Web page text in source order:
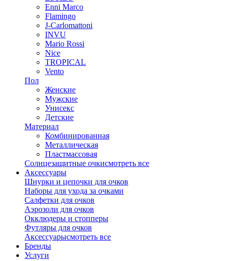
Enni Marco
Flamingo
J-Carlomattoni
INVU
Mario Rossi
Nice
TROPICAL
Vento
Пол
Женские
Мужские
Унисекс
Детские
Материал
Комбинированная
Металлическая
Пластмассовая
Солнцезащитные очкисмотреть все
Аксессуары
Шнурки и цепочки для очков
Наборы для ухода за очками
Салфетки для очков
Аэрозоли для очков
Окклюдеры и стопперы
Футляры для очков
Аксессуарысмотреть все
Бренды
Услуги